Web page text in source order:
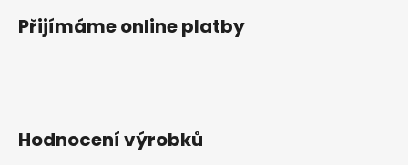
Přijímáme online platby
Hodnocení výrobků